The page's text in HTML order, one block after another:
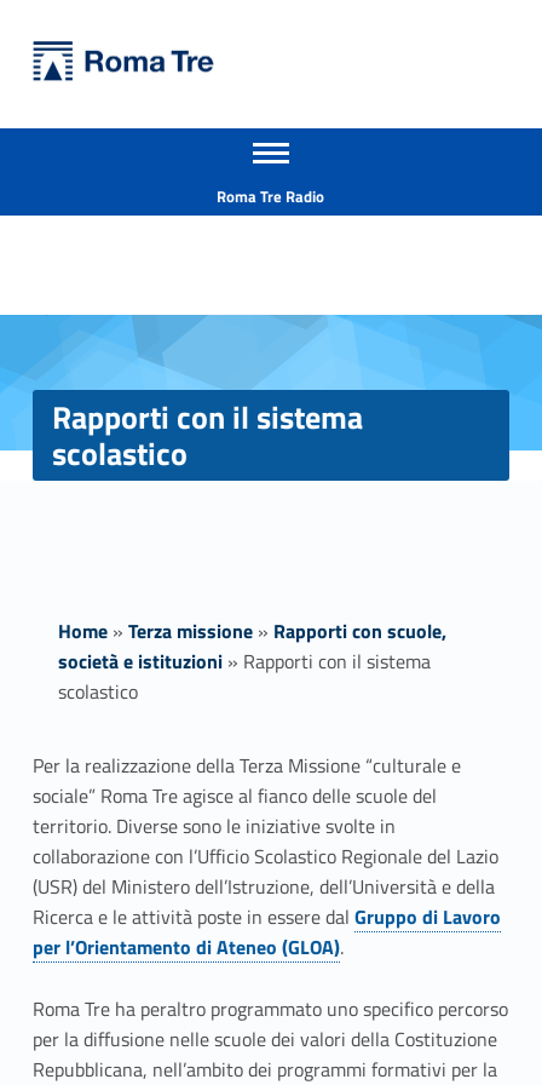
Rapporti con il sistema scolastico - Università Roma Tre
Apri il menu secondario
Roma Tre Radio
Rapporti con il sistema
scolastico
Home» Terza missione» Rapporti con scuole,
società e istituzioni» Rapporti con il sistema
scolastico
R
a
p
p
o
r
t
Per la realizzazione della Terza Missione “culturale e
sociale” Roma Tre agisce al fianco delle scuole del
territorio. Diverse sono le iniziative svolte in
collaborazione con l’Ufficio Scolastico Regionale del Lazio
(USR) del Ministero dell’Istruzione, dell’Università e della
Ricerca e le attività poste in essere dal Gruppo di Lavoro
per l’Orientamento di Ateneo (GLOA).
Roma Tre ha peraltro programmato uno specifico percorso
per la diffusione nelle scuole dei valori della Costituzione
Repubblicana, nell’ambito dei programmi formativi per la